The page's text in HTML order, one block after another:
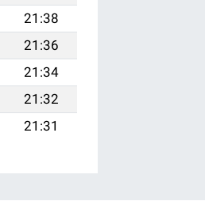
21:38
21:36
21:34
21:32
21:31